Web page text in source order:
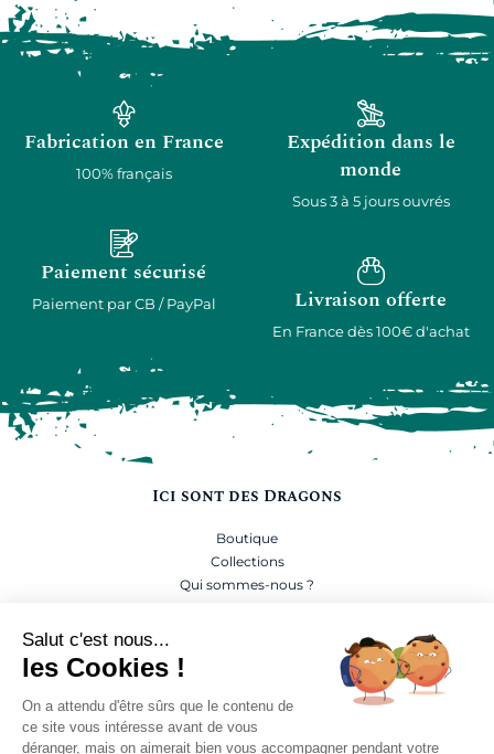
Fabrication en France
100% français
Paiement sécurisé
Paiement par CB / PayPal
Expédition dans le
monde
Sous 3 à 5 jours ouvrés
Livraison offerte
En France dès 100€ d'achat
Ici sont des Dragons
Boutique
Collections
Qui sommes-nous ?
Mentions légales
Conditions Générales de Vente
Politique de confidentialité
Expédition et retours
Salut c'est nous...
les Cookies !
On a attendu d'être sûrs que le contenu de
ce site vous intéresse avant de vous
déranger, mais on aimerait bien vous accompagner pendant votre